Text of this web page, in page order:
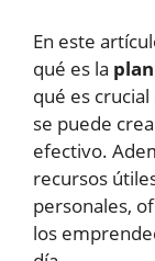
En este
qué es la
qué es
se puede
efectivo.
recursos
personales,
los